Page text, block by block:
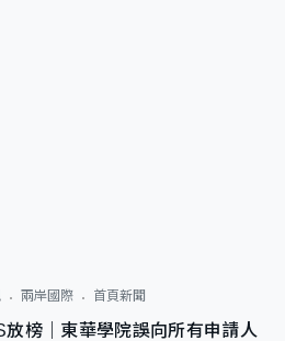
兩岸國際 首頁新聞
放榜｜東華學院誤向所有申請人